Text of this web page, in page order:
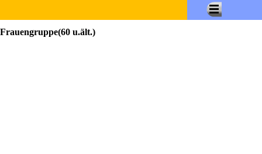
Frauengruppe(60 u.ält.)